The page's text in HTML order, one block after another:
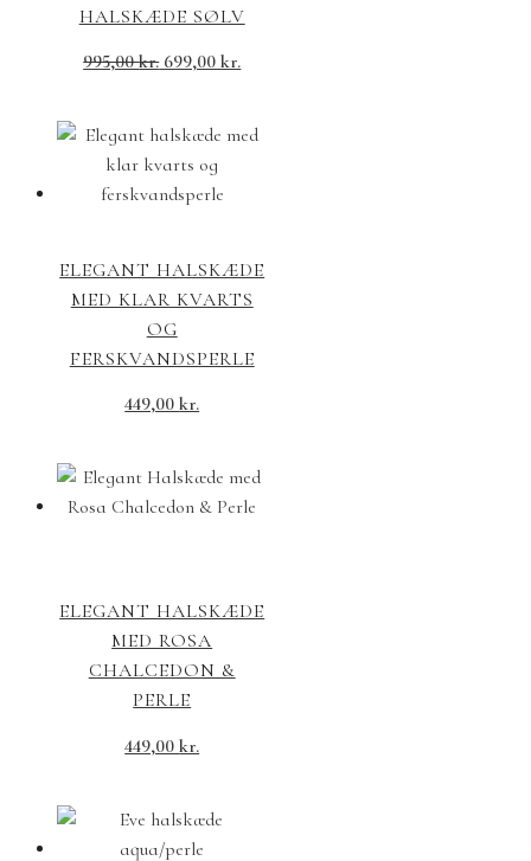
HALSKÆDE SØLV
995,00kr. 699,00kr.
ELEGANT HALSKÆDE
MED KLAR KVARTS
OG
FERSKVANDSPERLE
449,00kr.
ELEGANT HALSKÆDE
MED ROSA
CHALCEDON &
PERLE
449,00kr.